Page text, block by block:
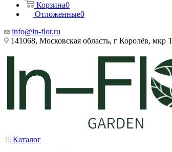
Корзина0
Отложенные0
info@in-flor.ru
141068, Московская область, г Королёв, мкр
Каталог